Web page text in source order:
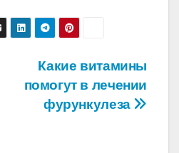
Какие витамины
помогут в лечении
фурункулеза